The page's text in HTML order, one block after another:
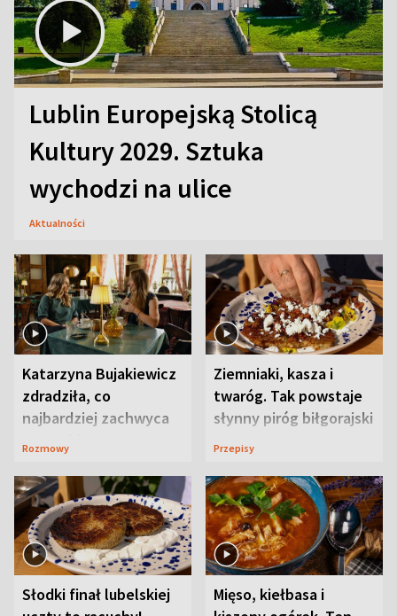
Lublin Europejską Stolicą
Kultury 2029. Sztuka
wychodzi na ulice
Aktualności
Katarzyna Bujakiewicz
zdradziła, co
najbardziej zachwyca
ją w Lublinie
Rozmowy
Ziemniaki, kasza i
twaróg. Tak powstaje
słynny piróg biłgorajski
Przepisy
Słodki finał lubelskiej
Mięso, kiełbasa i